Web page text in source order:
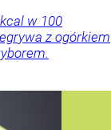
w 100
z ogórkiem